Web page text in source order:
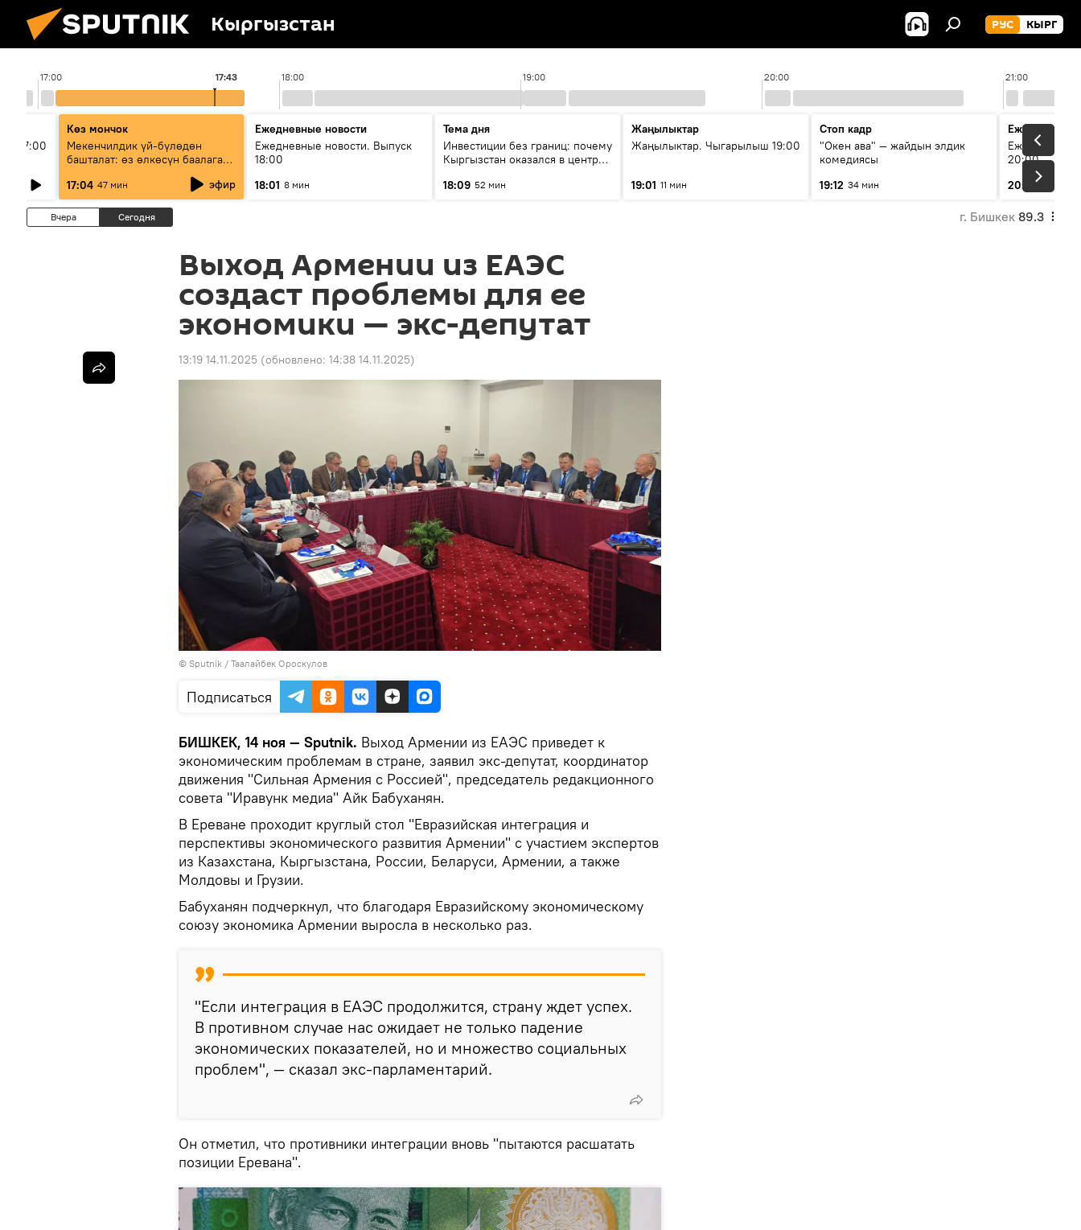
Кыргызстан РУС КЫРГ
17:00 18:00 19:00 20:00 21:00
17:43
17:00
Көз мончок
Мекенчилдик үй-бүлөдөн
башталат: өз өлкөсүн баалаган
муунду кантип тарбиялоо
керек?
17:04 47 мин эфир
Ежедневные новости
Ежедневные новости. Выпуск
18:00
18:01 8 мин
Тема дня
Инвестиции без границ: почему
Кыргызстан оказался в центре
18:09 52 мин
Жаңылыктар
Жаңылыктар. Чыгарылыш 19:00
19:01 11 мин
Стоп кадр
"Окен ава" — жайдын элдик
комедиясы
19:12 34 мин
Ежедневные
Ежедневные
20:00
20:01
Вчера Сегодня г. Бишкек 89.3
Выход Армении из ЕАЭС
создаст проблемы для ее
экономики — экс-депутат
13:19 14.11.2025 (обновлено: 14:38 14.11.2025)
© Sputnik / Таалайбек Ороскулов
Подписаться
БИШКЕК, 14 ноя — Sputnik. Выход Армении из ЕАЭС приведет к
экономическим проблемам в стране, заявил экс-депутат, координатор
движения "Сильная Армения с Россией", председатель редакционного
совета "Иравунк медиа" Айк Бабуханян.
В Ереване проходит круглый стол "Евразийская интеграция и
перспективы экономического развития Армении" с участием экспертов
из Казахстана, Кыргызстана, России, Беларуси, Армении, а также
Молдовы и Грузии.
Бабуханян подчеркнул, что благодаря Евразийскому экономическому
союзу экономика Армении выросла в несколько раз.
"Если интеграция в ЕАЭС продолжится, страну ждет успех.
В противном случае нас ожидает не только падение
экономических показателей, но и множество социальных
проблем", — сказал экс-парламентарий.
Он отметил, что противники интеграции вновь "пытаются расшатать
позиции Еревана".